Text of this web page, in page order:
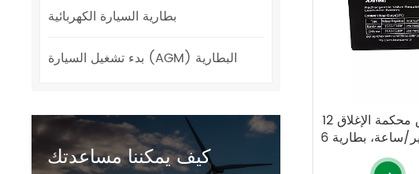
بطارية السيارة الكهربائية
بدء تشغيل السيارة (AGM) البطارية
كيف يمكننا مساعدتك
بطارية حمض الرصاص محكمة الإغلاق 12